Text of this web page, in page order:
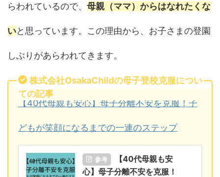
らわれているので、 母親（ママ）からはなれたくな
いと思っています。この理由から、お子さまの登園
しぶりがあらわれてきます。
株式会社OsakaChildの母子登校克服につい
ての記事
【40代母親も安心】母子分離不安を克服！子
どもが笑顔になるまでの一連のステップ
参考
【40代母親も安
心】母子分離不安を克服！